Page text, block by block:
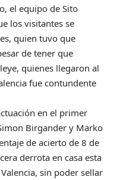
el equipo de Sito
los visitantes se
quien tuvo que
de tener que
quienes llegaron al
fue contundente
en el primer
Birgander y Marko
de acierto de 8 de
derrota en casa esta
sin poder sellar